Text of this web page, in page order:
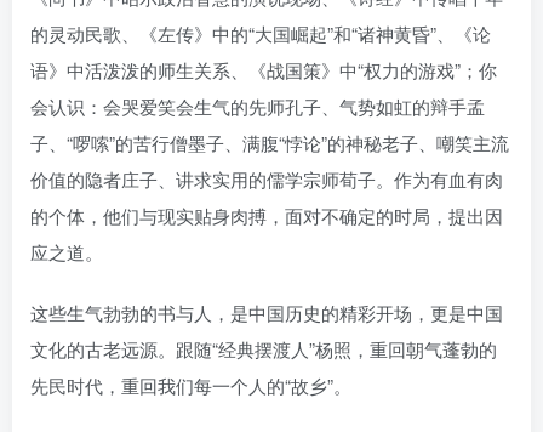
的灵动民歌、《左传》中的“大国崛起”和“诸神黄昏”、《论
语》中活泼泼的师生关系、《战国策》中“权力的游戏”；你
会认识：会哭爱笑会生气的先师孔子、气势如虹的辩手孟
子、“啰嗦”的苦行僧墨子、满腹“悖论”的神秘老子、嘲笑主流
价值的隐者庄子、讲求实用的儒学宗师荀子。作为有血有肉
的个体，他们与现实贴身肉搏，面对不确定的时局，提出因
应之道。
这些生气勃勃的书与人，是中国历史的精彩开场，更是中国
文化的古老远源。跟随“经典摆渡人”杨照，重回朝气蓬勃的
先民时代，重回我们每一个人的“故乡”。